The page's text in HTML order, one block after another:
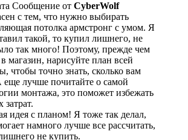
Сообщение от CyberWolf
с тем, что нужно выбирать
потолка армстронг с умом. Я
такой, то купил лишнего, не
так много! Поэтому, прежде чем
магазин, нарисуйте план всей
чтобы точно знать, сколько вам
еще лучше почитайте о самой
монтажа, это поможет избежать
идея с планом! Я тоже так делал,
намного лучше все рассчитать,
не купить.